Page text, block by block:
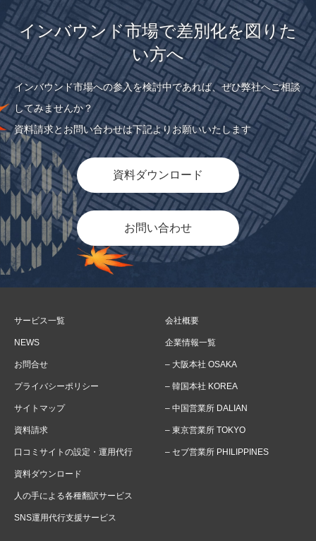
インバウンド市場で差別化を図りた
い方へ
インバウンド市場への参入を検討中であれば、ぜひ弊社へご相談
してみませんか？
資料請求とお問い合わせは下記よりお願いいたします
資料ダウンロード
お問い合わせ
サービス一覧
NEWS
お問合せ
プライバシーポリシー
サイトマップ
資料請求
口コミサイトの設定・運用代行
資料ダウンロード
人の手による各種翻訳サービス
SNS運用代行支援サービス
会社概要
企業情報一覧
– 大阪本社 OSAKA
– 韓国本社 KOREA
– 中国営業所 DALIAN
– 東京営業所 TOKYO
– セブ営業所 PHILIPPINES